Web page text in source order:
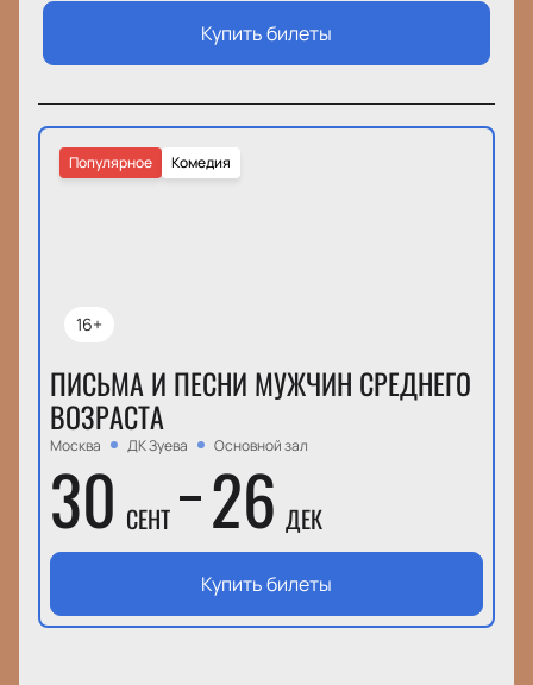
Купить билеты
16+
Комедия
Популярное
ПИСЬМА И ПЕСНИ МУЖЧИН СРЕДНЕГО
ВОЗРАСТА
Москва ДК Зуева Основной зал
30 СЕНТ 26 ДЕК
Купить билеты